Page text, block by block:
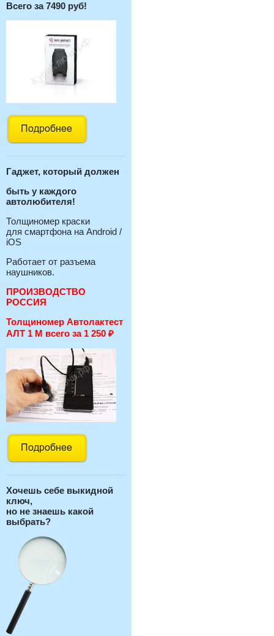
Всего за 7490 руб!
Гаджет, который должен
быть у каждого
автолюбителя!
Толщиномер краски
для смартфона на Android /
iOS
Работает от разъема
наушников.
ПРОИЗВОДСТВО
РОССИЯ
Толщиномер Автолактест
АЛТ 1 М всего за 1 250 ₽
Хочешь себе выкидной
ключ,
но не знаешь какой
выбрать?